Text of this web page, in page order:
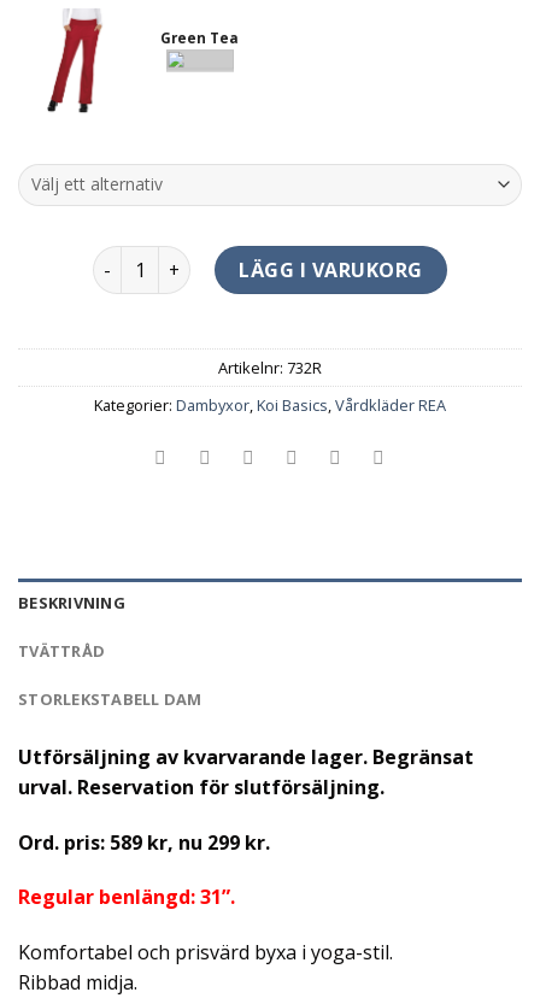
Green Tea
>REA< Laurie Pants Regular mängd
LÄGG I VARUKORG
Artikelnr: 732R
Kategorier: Dambyxor,Koi Basics,Vårdkläder REA
BESKRIVNING
TVÄTTRÅD
STORLEKSTABELL DAM
Utförsäljning av kvarvarande lager. Begränsat
urval. Reservation för slutförsäljning.
Ord. pris: 589 kr, nu 299 kr.
Regular benlängd: 31”.
Komfortabel och prisvärd byxa i yoga-stil.
Ribbad midja.